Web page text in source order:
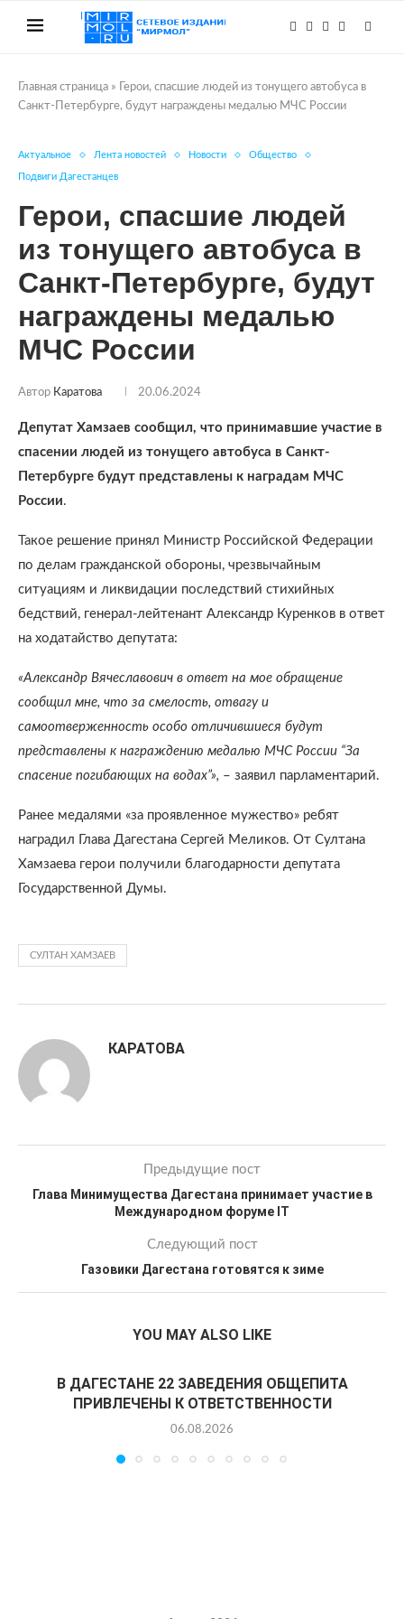
Главная страница »
Герои, спасшие людей из тонущего автобуса в
Санкт-Петербурге, будут награждены медалью МЧС России
Актуальное Лента новостей Новости Общество
Подвиги Дагестанцев
Герои, спасшие людей
из тонущего автобуса в
Санкт-Петербурге, будут
награждены медалью
МЧС России
Автор Каратова 20.06.2024
Депутат Хамзаев сообщил, что принимавшие участие в
спасении людей из тонущего автобуса в Санкт-
Петербурге будут представлены к наградам МЧС
России.
Такое решение принял Министр Российской Федерации
по делам гражданской обороны, чрезвычайным
ситуациям и ликвидации последствий стихийных
бедствий, генерал-лейтенант Александр Куренков в ответ
на ходатайство депутата:
«Александр Вячеславович в ответ на мое обращение
сообщил мне, что за смелость, отвагу и
самоотверженность особо отличившиеся будут
представлены к награждению медалью МЧС России “За
спасение погибающих на водах”», – заявил парламентарий.
Ранее медалями «за проявленное мужество» ребят
наградил Глава Дагестана Сергей Меликов. От Султана
Хамзаева герои получили благодарности депутата
Государственной Думы.
СУЛТАН ХАМЗАЕВ
КАРАТОВА
Предыдущие пост
Глава Минимущества Дагестана принимает участие в
Международном форуме IT
Следующий пост
Газовики Дагестана готовятся к зиме
YOU MAY ALSO LIKE
В ДАГЕСТАНЕ 22 ЗАВЕДЕНИЯ ОБЩЕПИТА
ПРИВЛЕЧЕНЫ К ОТВЕТСТВЕННОСТИ
06.08.2026